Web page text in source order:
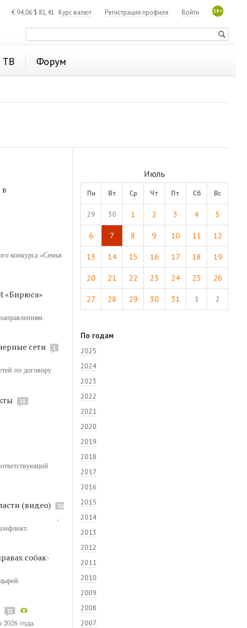
€ 94,06 $ 81,41 Курс валют 18+
Войти
Регистрация профиля
ТВ Форум
конкурса «Семья
«Бирюса»
сети 1
по договору
15
(видео) 15
собак-
11
года.
Июль
Пн Вт Ср Чт Пт Сб Вс
29 30 1 2 3 4 5
6 7 8 9 10 11 12
13 14 15 16 17 18 19
20 21 22 23 24 25 26
27 28 29 30 31 1 2
По годам
2025
2024
2023
2022
2021
2020
2019
2018
2017
2016
2015
2014
2013
2012
2011
2010
2009
2008
2007